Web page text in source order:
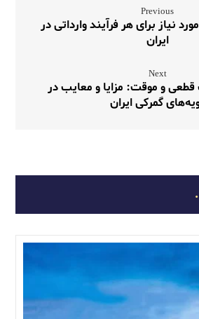
Previous
نیاز برای هر فرآیند وارداتی در
ایران
Next
قطعی و موقت: مزایا و معایب در
گمرکی ایران